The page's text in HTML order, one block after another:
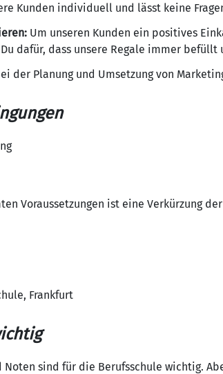
Kunden individuell und lässt keine
Um unseren Kunden ein positives
dafür, dass unsere Regale immer
der Planung und Umsetzung von
Voraussetzungen ist eine Verkürzung
Frankfurt
Noten sind für die Berufsschule wichtig.